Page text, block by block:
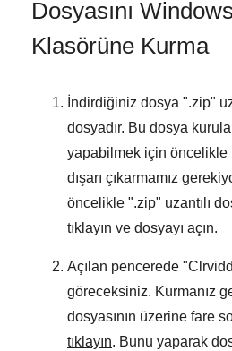
Dosyasını
Klasörüne Kurma
İndirdiğiniz dosya ".zip"
dosyadır. Bu dosya
yapabilmek için öncelikle
dışarı çıkarmamız
öncelikle ".zip" uzantılı
tıklayın ve dosyayı açın.
Açılan pencerede "
göreceksiniz. Kurmanız
dosyasının üzerine fare
tıklayın. Bunu yaparak